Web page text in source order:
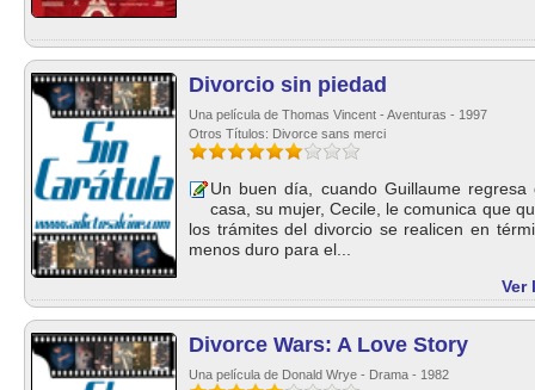
Divorcio sin piedad
Una película de Thomas Vincent - Aventuras - 1997
Otros Títulos: Divorce sans merci
Un buen día, cuando Guillaume
casa, su mujer, Cecile, le comunica que
los trámites del divorcio se realicen en
menos duro para el...
Ver
Divorce Wars: A Love Story
Una película de Donald Wrye - Drama - 1982